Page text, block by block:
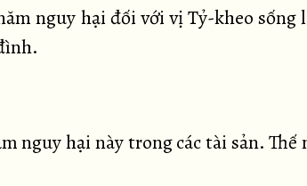
nguy hại đối với vị Tỷ-kheo sống
nguy hại này trong các tài sản. Thế